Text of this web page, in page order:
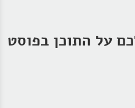
על התוכן בפוסט